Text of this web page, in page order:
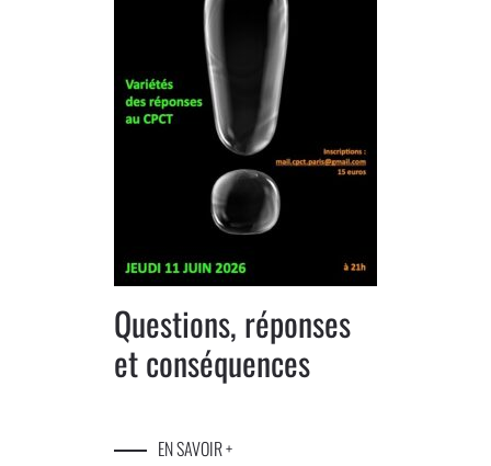
Questions, réponses
et conséquences
EN SAVOIR +